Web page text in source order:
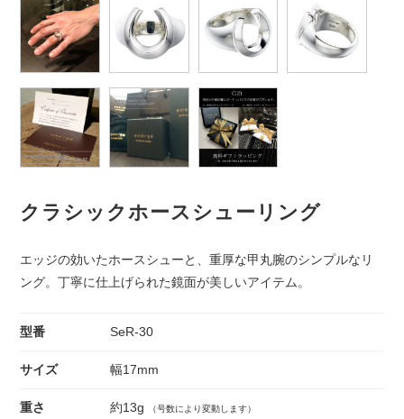
クラシックホースシューリング
エッジの効いたホースシューと、重厚な甲丸腕のシンプルなリ
ング。丁寧に仕上げられた鏡面が美しいアイテム。
型番 SeR-30
サイズ 幅17mm
重さ 約13g （号数により変動します）